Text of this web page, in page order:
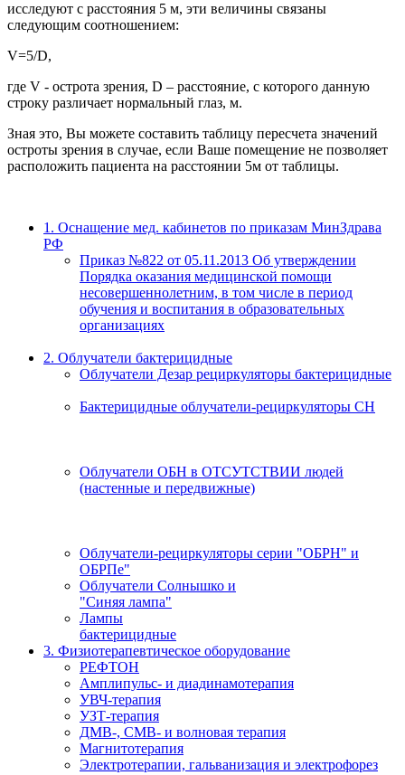
исследуют с расстояния 5 м, эти величины связаны
следующим соотношением:
V=5/D,
где V - острота зрения, D – расстояние, с которого данную
строку различает нормальный глаз, м.
Зная это, Вы можете составить таблицу пересчета значений
остроты зрения в случае, если Ваше помещение не позволяет
расположить пациента на расстоянии 5м от таблицы.
1. Оснащение мед. кабинетов по приказам МинЗдрава
РФ
Приказ №822 от 05.11.2013 Об утверждении
Порядка оказания медицинской помощи
несовершеннолетним, в том числе в период
обучения и воспитания в образовательных
организациях
2. Облучатели бактерицидные
Облучатели Дезар рециркуляторы бактерицидные
Бактерицидные облучатели-рециркуляторы СН
Облучатели ОБН в ОТСУТСТВИИ людей
(настенные и передвижные)
Облучатели-рециркуляторы серии "ОБРН" и
ОБРПе"
Облучатели Солнышко и
"Синяя лампа"
Лампы
бактерицидные
3. Физиотерапевтическое оборудование
РЕФТОН
Амплипульс- и диадинамотерапия
УВЧ-терапия
УЗТ-терапия
ДМВ-, СМВ- и волновая терапия
Магнитотерапия
Электротерапии, гальванизация и электрофорез